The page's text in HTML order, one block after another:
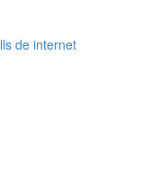
de internet